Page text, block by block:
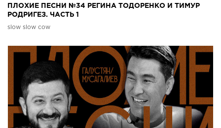
ПЛОХИЕ ПЕСНИ №34 РЕГИНА ТОДОРЕНКО И ТИМУР
РОДРИГЕЗ. ЧАСТЬ 1
slow slow cow